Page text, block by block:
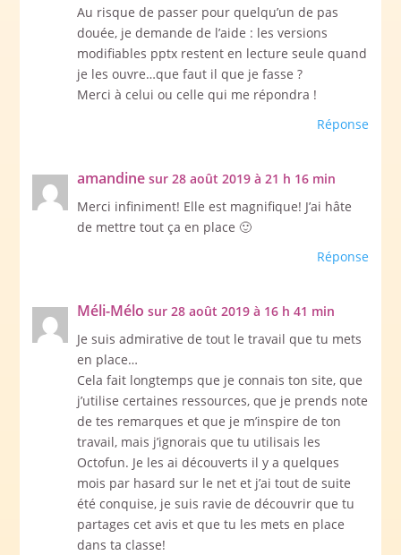
Au risque de passer pour quelqu’un de pas
douée, je demande de l’aide : les versions
modifiables pptx restent en lecture seule quand
je les ouvre…que faut il que je fasse ?
Merci à celui ou celle qui me répondra !
Réponse
amandine sur 28 août 2019 à 21 h 16 min
Merci infiniment! Elle est magnifique! J’ai hâte
de mettre tout ça en place 🙂
Réponse
Méli-Mélo sur 28 août 2019 à 16 h 41 min
Je suis admirative de tout le travail que tu mets
en place…
Cela fait longtemps que je connais ton site, que
j’utilise certaines ressources, que je prends note
de tes remarques et que je m’inspire de ton
travail, mais j’ignorais que tu utilisais les
Octofun. Je les ai découverts il y a quelques
mois par hasard sur le net et j’ai tout de suite
été conquise, je suis ravie de découvrir que tu
partages cet avis et que tu les mets en place
dans ta classe!